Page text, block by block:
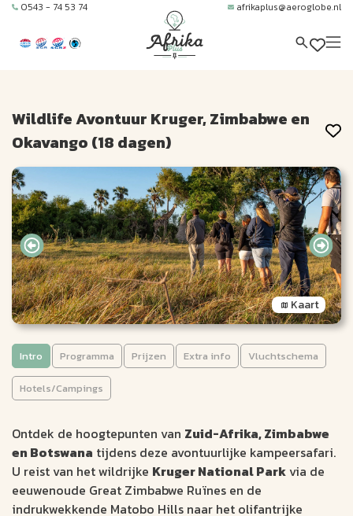
0543 - 74 53 74 afrikaplus@aeroglobe.nl
Wildlife Avontuur Kruger, Zimbabwe en
Okavango (18 dagen)
Kaart
Wildlife Avontuur
Kruger, Zimbabwe en
Okavango (18 dagen)
KAMPEERSAFARI
Johannesburg
18 dagen
Maun
max.12
Intro Programma Prijzen Extra info Vluchtschema
Hotels/Campings
Ontdek de hoogtepunten van Zuid-Afrika, Zimbabwe
en Botswana tijdens deze avontuurlijke kampeersafari.
U reist van het wildrijke Kruger National Parkvia de
eeuwenoude Great Zimbabwe Ruïnes en de
indrukwekkende Matobo Hills naar het olifantrijke